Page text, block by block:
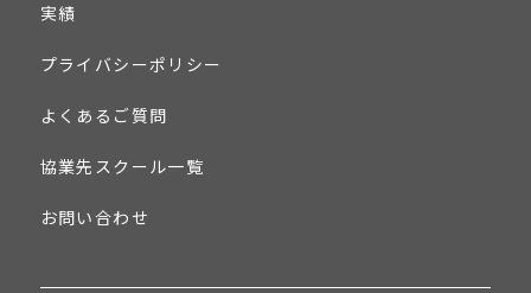
実績
プライバシーポリシー
よくあるご質問
協業先スクール一覧
お問い合わせ